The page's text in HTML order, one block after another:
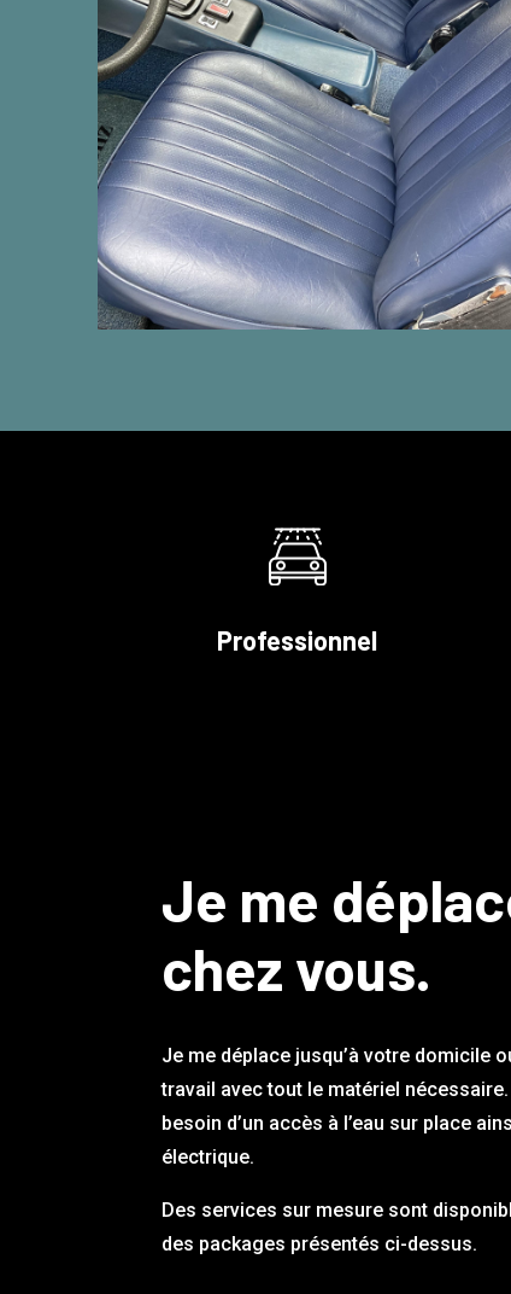
Professionnel
Je me
chez vous.
Je me déplace jusqu’à votre domicile
travail avec tout le matériel nécessaire.
besoin d’un accès à l’eau sur place
électrique.
Des services sur mesure sont
des packages présentés ci-dessus.